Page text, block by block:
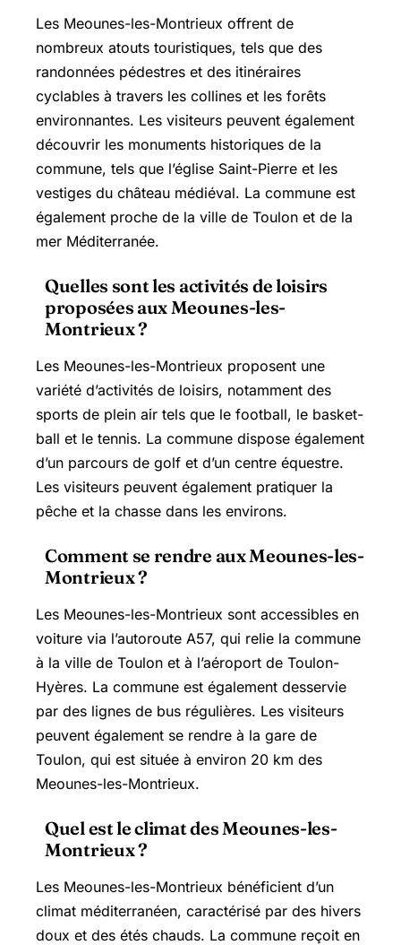
Les Meounes-les-Montrieux offrent de
nombreux atouts touristiques, tels que des
randonnées pédestres et des itinéraires
cyclables à travers les collines et les forêts
environnantes. Les visiteurs peuvent également
découvrir les monuments historiques de la
commune, tels que l’église Saint-Pierre et les
vestiges du château médiéval. La commune est
également proche de la ville de Toulon et de la
mer Méditerranée.
Quelles sont les activités de loisirs
proposées aux Meounes-les-
Montrieux ?
Les Meounes-les-Montrieux proposent une
variété d’activités de loisirs, notamment des
sports de plein air tels que le football, le basket-
ball et le tennis. La commune dispose également
d’un parcours de golf et d’un centre équestre.
Les visiteurs peuvent également pratiquer la
pêche et la chasse dans les environs.
Comment se rendre aux Meounes-les-
Montrieux ?
Les Meounes-les-Montrieux sont accessibles en
voiture via l’autoroute A57, qui relie la commune
à la ville de Toulon et à l’aéroport de Toulon-
Hyères. La commune est également desservie
par des lignes de bus régulières. Les visiteurs
peuvent également se rendre à la gare de
Toulon, qui est située à environ 20 km des
Meounes-les-Montrieux.
Quel est le climat des Meounes-les-
Montrieux ?
Les Meounes-les-Montrieux bénéficient d’un
climat méditerranéen, caractérisé par des hivers
doux et des étés chauds. La commune reçoit en